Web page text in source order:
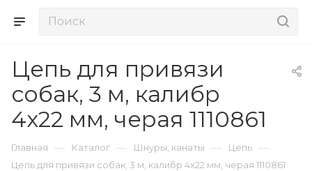
Цепь для привязи
собак, 3 м, калибр
4х22 мм, черая 1110861
Главная — Каталог — Шнуры, канаты — Цепь —
Цепь для привязи собак, 3 м, калибр 4х22 мм, черая 1110861